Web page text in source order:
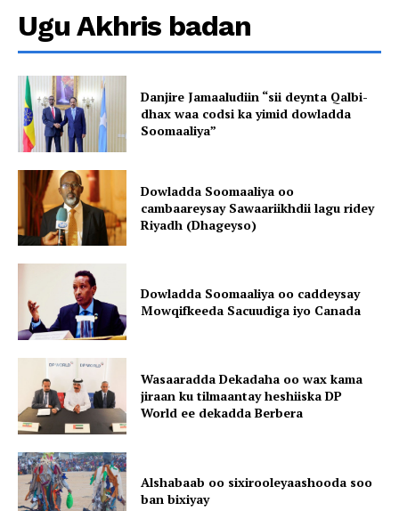
Ugu Akhris badan
Danjire Jamaaludiin “sii deynta Qalbi-
dhax waa codsi ka yimid dowladda
Soomaaliya”
Dowladda Soomaaliya oo
cambaareysay Sawaariikhdii lagu ridey
Riyadh (Dhageyso)
Dowladda Soomaaliya oo caddeysay
Mowqifkeeda Sacuudiga iyo Canada
Wasaaradda Dekadaha oo wax kama
jiraan ku tilmaantay heshiiska DP
World ee dekadda Berbera
Alshabaab oo sixirooleyaashooda soo
ban bixiyay